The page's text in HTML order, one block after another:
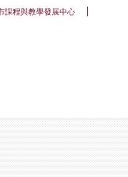
課程與教學發展中心